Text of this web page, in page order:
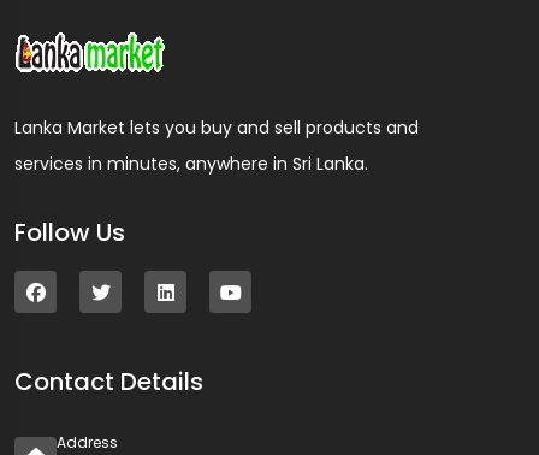
Lanka Market lets you buy and sell products and
services in minutes, anywhere in Sri Lanka.
Follow Us
Contact Details
Address